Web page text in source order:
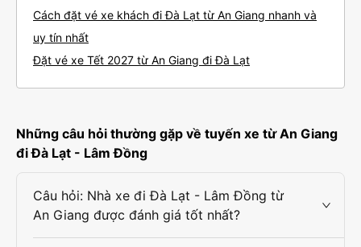
Cách đặt vé xe khách đi Đà Lạt từ An Giang nhanh và
uy tín nhất
Đặt vé xe Tết 2027 từ An Giang đi Đà Lạt
Những câu hỏi thường gặp về tuyến xe từ An Giang
đi Đà Lạt - Lâm Đồng
Câu hỏi: Nhà xe đi Đà Lạt - Lâm Đồng từ
An Giang được đánh giá tốt nhất?